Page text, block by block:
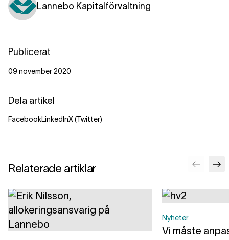
Lannebo Kapitalförvaltning
Publicerat
09 november 2020
Dela artikel
FacebookLinkedInX (Twitter)
Relaterade artiklar
Nyheter
Vi måste